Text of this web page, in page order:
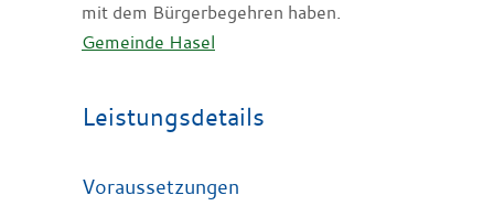
mit dem Bürgerbegehren haben.
Gemeinde Hasel
Leistungsdetails
Voraussetzungen